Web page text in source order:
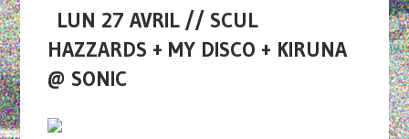
LUN 27 AVRIL // SCUL
HAZZARDS + MY DISCO + KIRUNA
@ SONIC